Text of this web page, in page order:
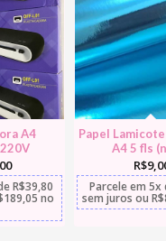
A4
R$39,80
189,05 no
Papel
A4 5 fls
R$
Parcele em 5x
sem jurosouR$